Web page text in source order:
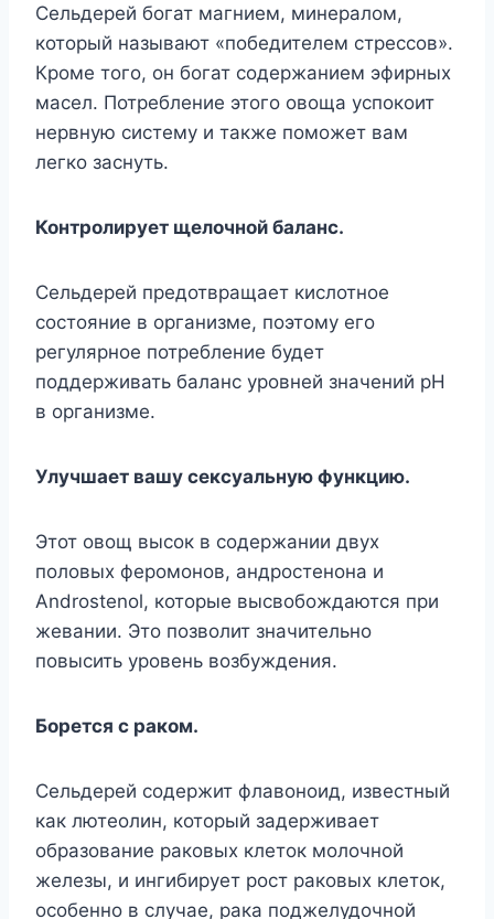
Сельдерей богат магнием, минералом,
который называют «победителем стрессов».
Кроме того, он богат содержанием эфирных
масел. Потребление этого овоща успокоит
нервную систему и также поможет вам
легко заснуть.
Контролирует щелочной баланс.
Сельдерей предотвращает кислотное
состояние в организме, поэтому его
регулярное потребление будет
поддерживать баланс уровней значений рН
в организме.
Улучшает вашу сексуальную функцию.
Этот овощ высок в содержании двух
половых феромонов, андростенона и
Androstenol, которые высвобождаются при
жевании. Это позволит значительно
повысить уровень возбуждения.
Борется с раком.
Сельдерей содержит флавоноид, известный
как лютеолин, который задерживает
образование раковых клеток молочной
железы, и ингибирует рост раковых клеток,
особенно в случае, рака поджелудочной